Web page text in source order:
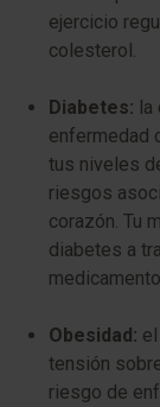
ejercicio
colesterol.
Diabetes: la
enfermedad
tus niveles
riesgos
corazón. Tu
diabetes a
Obesidad:
tensión
riesgo de